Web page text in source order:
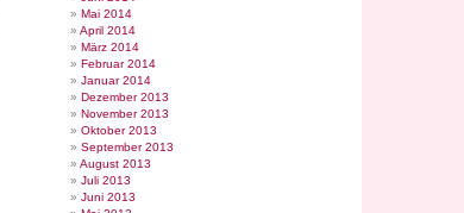
Mai 2014
April 2014
März 2014
Februar 2014
Januar 2014
Dezember 2013
November 2013
Oktober 2013
September 2013
August 2013
Juli 2013
Juni 2013